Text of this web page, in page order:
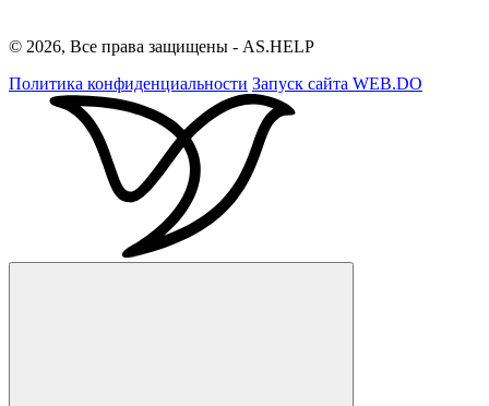
© 2026, Все права защищены - AS.HELP
Политика конфиденциальности Запуск сайта WEB.DO